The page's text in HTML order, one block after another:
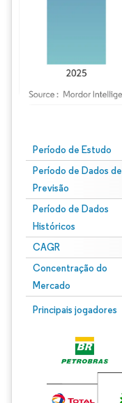
Período de Estudo
Período de Dados de
Previsão
Período de Dados
Históricos
CAGR
Concentração do
Mercado
Principais jogadores